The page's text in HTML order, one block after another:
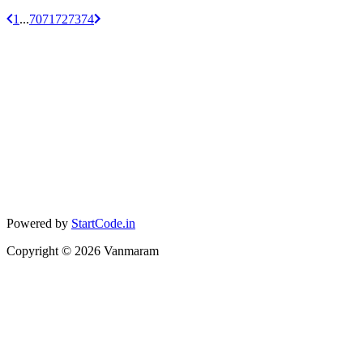
1 ...7071 727374
Powered by StartCode.in
Copyright © 2026 Vanmaram